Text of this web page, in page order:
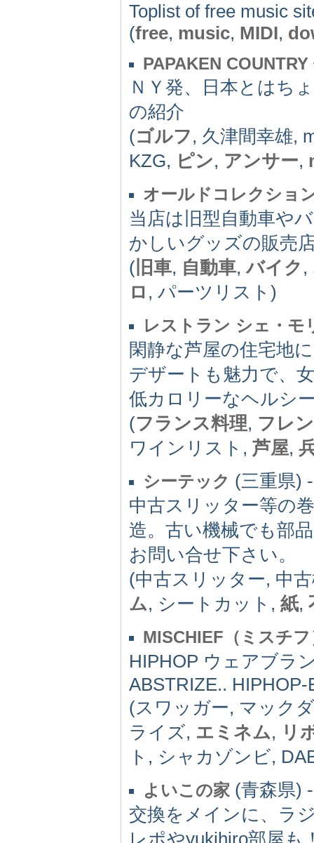
Toplist of free music
(free, music, MIDI,
PAPAKEN COUNTRY
ＮＹ発、日本とはち
の紹介
(ゴルフ, 久津間幸雄,
KZG, ピン, アンサー,
オールドコレクショ
当店は旧型自動車や
かしいグッズの販売
( 旧車, 自動車,バイク ,
ロ , パーツリスト)
レストラン シェ・モ
閑静な芦屋の住宅地
デザートも魅力で、
低カロリーなヘルシ
(フランス料理, フレ
ワインリスト, 芦屋,
シーテック (三重県) -
中古スリッター等の
造。古い機械でも部
お問い合せ下さい。
(中古スリッター, 中
ム, シートカット, 紙,
MISCHIEF（ミスチフ
HIPHOP ウェアブラ
ABSTRIZE..
(スワッガー, マック
ライズ, エミネム, リ
ト, シャカゾンビ,
よいこの家 (青森県) -
交換をメインに、ラ
レポやyukihiro部屋も